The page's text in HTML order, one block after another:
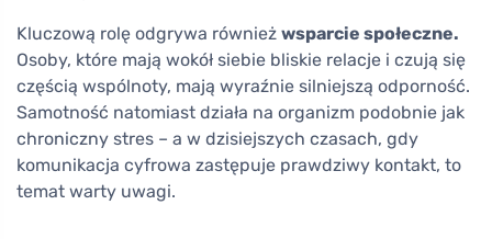
Kluczową rolę odgrywa również wsparcie społeczne.
Osoby, które mają wokół siebie bliskie relacje i czują się
częścią wspólnoty, mają wyraźnie silniejszą odporność.
Samotność natomiast działa na organizm podobnie jak
chroniczny stres – a w dzisiejszych czasach, gdy
komunikacja cyfrowa zastępuje prawdziwy kontakt, to
temat warty uwagi.